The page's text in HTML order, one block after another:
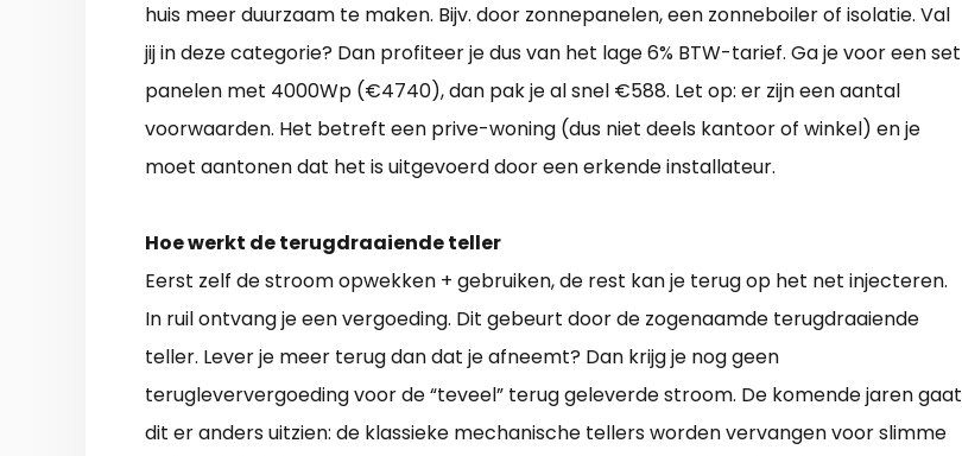
huis meer duurzaam te maken. Bijv. door zonnepanelen, een zonneboiler of isolatie. Val
jij in deze categorie? Dan profiteer je dus van het lage 6% BTW-tarief. Ga je voor een set
panelen met 4000Wp (€4740), dan pak je al snel €588. Let op: er zijn een aantal
voorwaarden. Het betreft een prive-woning (dus niet deels kantoor of winkel) en je
moet aantonen dat het is uitgevoerd door een erkende installateur.
Hoe werkt de terugdraaiende teller
Eerst zelf de stroom opwekken + gebruiken, de rest kan je terug op het net injecteren.
In ruil ontvang je een vergoeding. Dit gebeurt door de zogenaamde terugdraaiende
teller. Lever je meer terug dan dat je afneemt? Dan krijg je nog geen
terugleververgoeding voor de “teveel” terug geleverde stroom. De komende jaren gaat
dit er anders uitzien: de klassieke mechanische tellers worden vervangen voor slimme